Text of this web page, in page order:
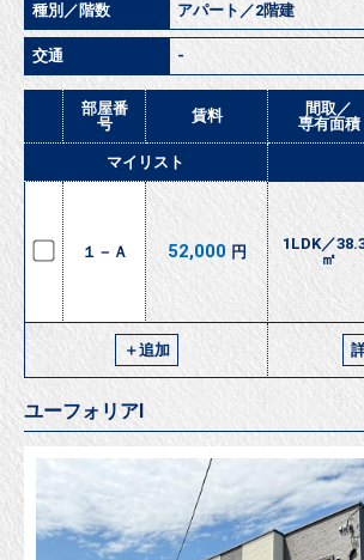
種別／階数 アパート／2階建
交通 -
部屋番
号
賃料
間取／
専有面積
マイリスト
１－Ａ 52,000 円
1LDK／
㎡
＋追加
ユーフォリアⅠ